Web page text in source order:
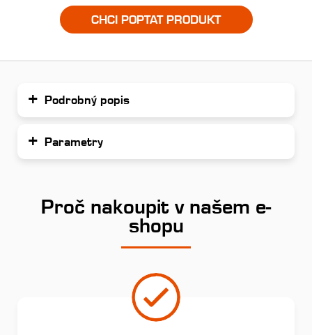
CHCI POPTAT PRODUKT
Podrobný popis
Parametry
Proč nakoupit v našem e-
shopu